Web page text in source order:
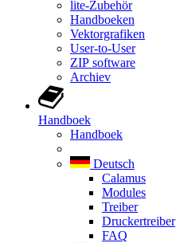
lite-Zubehör
Handboeken
Vektorgrafiken
User-to-User
ZIP software
Archiev
Handboek
Handboek
Deutsch
Calamus
Modules
Treiber
Druckertreiber
FAQ